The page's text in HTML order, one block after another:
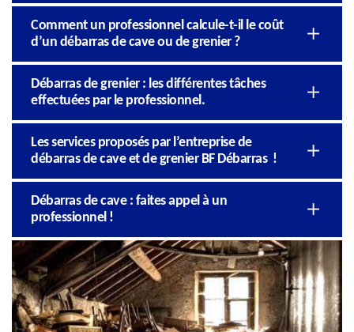
Comment un professionnel calcule-t-il le coût
d’un débarras de cave ou de grenier ?
Débarras de grenier : les différentes tâches
effectuées par le professionnel.
Les services proposés par l’entreprise de
débarras de cave et de grenier BF Débarras !
Débarras de cave : faites appel à un
professionnel !